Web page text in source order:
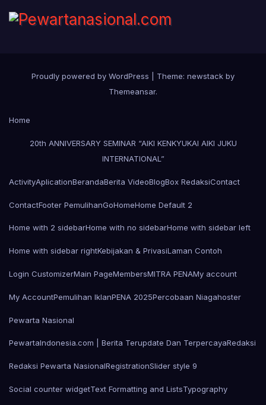
Proudly powered by WordPress
Theme: newstack by
Themeansar.
Home
20th ANNIVERSARY SEMINAR “AIKI KENKYUKAI AIKI JUKU
INTERNATIONAL”
ActivityAplicationBerandaBerita VideoBlogBox RedaksiContact
ContactFooter PemulihanGoHomeHome Default 2
Home with 2 sidebarHome with no sidebarHome with sidebar left
Home with sidebar rightKebijakan & PrivasiLaman Contoh
Login CustomizerMain PageMembersMITRA PENAMy account
My AccountPemulihan IklanPENA 2025Percobaan Niagahoster
Pewarta Nasional
PewartaIndonesia.com | Berita Terupdate Dan TerpercayaRedaksi
Redaksi Pewarta NasionalRegistrationSlider style 9
Social counter widgetText Formatting and ListsTypography